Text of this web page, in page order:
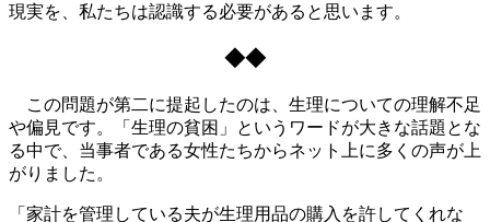
現実を、私たちは認識する必要があると思います。
◆◆
この問題が第二に提起したのは、生理についての理解不足
や偏見です。「生理の貧困」というワードが大きな話題とな
る中で、当事者である女性たちからネット上に多くの声が上
がりました。
「家計を管理している夫が生理用品の購入を許してくれな